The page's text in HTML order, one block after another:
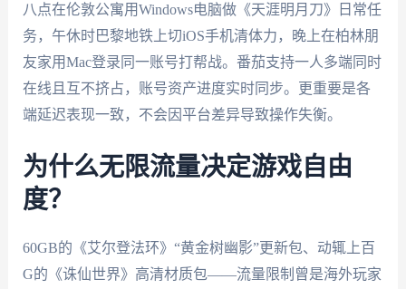
八点在伦敦公寓用Windows电脑做《天涯明月刀》日常任
务，午休时巴黎地铁上切iOS手机清体力，晚上在柏林朋
友家用Mac登录同一账号打帮战。番茄支持一人多端同时
在线且互不挤占，账号资产进度实时同步。更重要是各
端延迟表现一致，不会因平台差异导致操作失衡。
为什么无限流量决定游戏自由
度？
60GB的《艾尔登法环》“黄金树幽影”更新包、动辄上百
G的《诛仙世界》高清材质包——流量限制曾是海外玩家